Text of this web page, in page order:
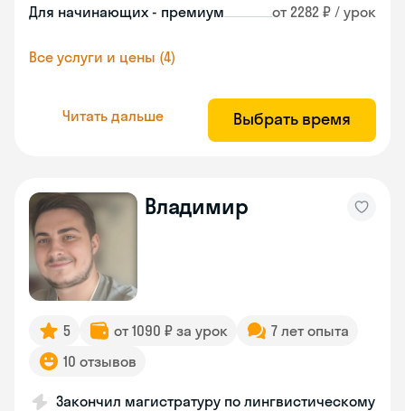
Для начинающих - премиум от 2282 ₽ / урок
Все услуги и цены (4)
Читать дальше Выбрать время
Владимир
5 от 1090 ₽ за урок
7 лет опыта
10 отзывов
Закончил магистратуру по лингвистическому